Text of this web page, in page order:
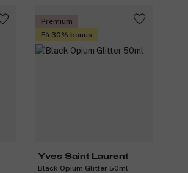
Premium
Få 30% bonus
Yves Saint Laurent
Black Opium Glitter 50ml